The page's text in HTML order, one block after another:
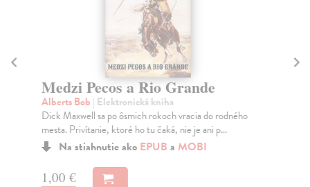
Medzi Pecos a Rio Grande
Alberts Bob | Elektronická kniha
Dick Maxwell sa po ôsmich rokoch vracia do rodného
mesta. Privítanie, ktoré ho tu čaká, nie je ani p...
Na stiahnutie ako EPUB a MOBI
1,00 €